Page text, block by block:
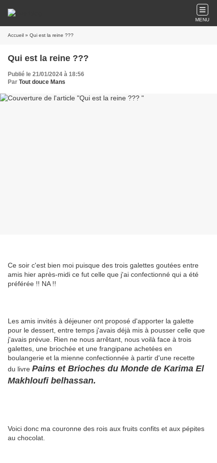
MENU
Accueil » Qui est la reine ???
Qui est la reine ???
Publié le 21/01/2024 à 18:56
Par Tout douce Mans
Ce soir c'est bien moi puisque des trois galettes goutées entre
amis hier après-midi ce fut celle que j'ai confectionné qui a été
préférée !! NA !!
Les amis invités à déjeuner ont proposé d'apporter la galette
pour le dessert, entre temps j'avais déjà mis à pousser celle que
j'avais prévue. Rien ne nous arrêtant, nous voilà face à trois
galettes, une briochée et une frangipane achetées en
boulangerie et la mienne confectionnée à partir d'une recette
du livre Pains et Brioches du Monde de Karima El
Makhloufi belhassan.
Voici donc ma couronne des rois aux fruits confits et aux pépites
au chocolat.